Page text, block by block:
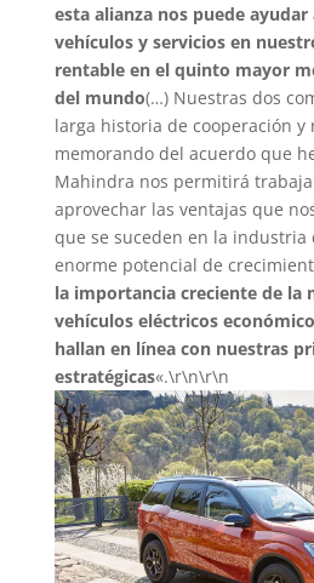
esta alianza nos puede
vehículos y servicios en
rentable en el quinto mayor
del mundo(…) Nuestras dos
larga historia de cooperación y
memorando del acuerdo que
Mahindra nos permitirá
aprovechar las ventajas que
que se suceden en la industria
enorme potencial de
la importancia creciente de la
vehículos eléctricos
hallan en línea con nuestras
estratégicas«.\r\n\r\n